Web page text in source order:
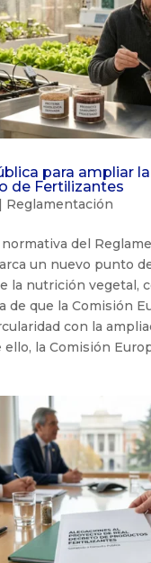
para ampliar la
de Fertilizantes
| Reglamentación
del
un nuevo punto
la nutrición vegetal,
de que la Comisión
con la
ello, la Comisión